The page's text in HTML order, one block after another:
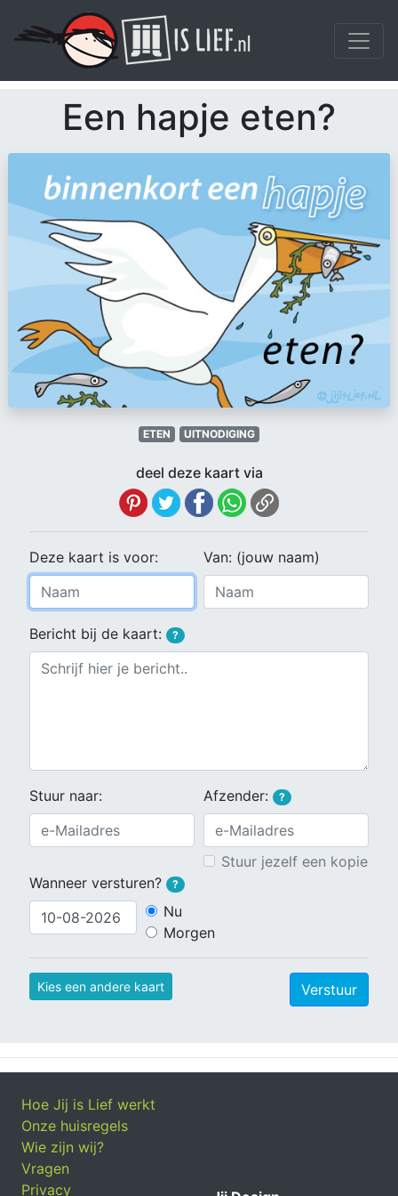
Een hapje eten?
ETEN UITNODIGING
deel deze kaart via
Deze kaart is voor: Van: (jouw naam)
Bericht bij de kaart: ?
Stuur naar: Afzender: ?
Stuur jezelf een kopie
Wanneer versturen?
?
Nu
Morgen
Kies een andere kaart Verstuur
Hoe Jij is Lief werkt
Onze huisregels
Wie zijn wij?
Vragen
Privacy